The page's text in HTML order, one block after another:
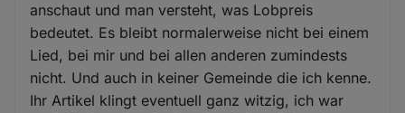
anschaut und man versteht, was Lobpreis
bedeutet. Es bleibt normalerweise nicht bei einem
Lied, bei mir und bei allen anderen zumindests
nicht. Und auch in keiner Gemeinde die ich kenne.
Ihr Artikel klingt eventuell ganz witzig, ich war